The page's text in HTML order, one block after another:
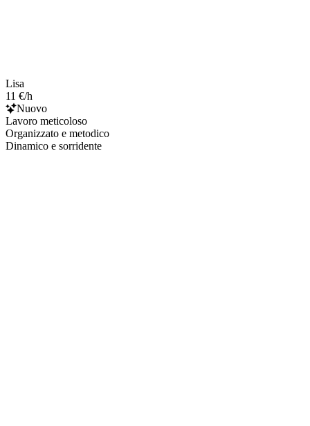
Lisa
11 €/h
Nuovo
Lavoro meticoloso
Organizzato e metodico
Dinamico e sorridente